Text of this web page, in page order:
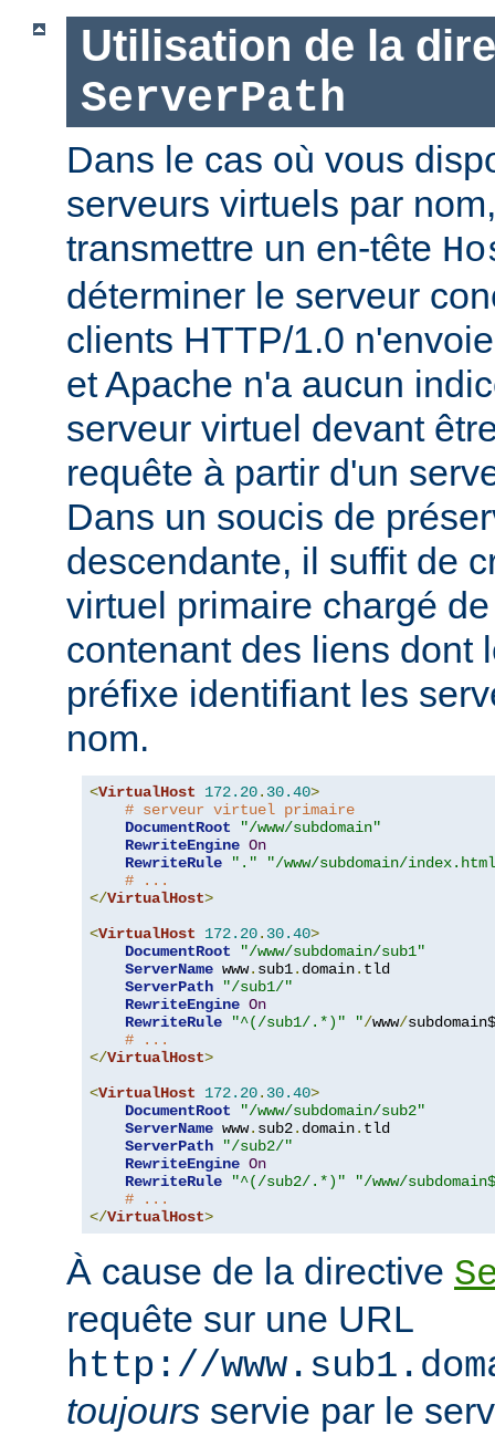
Utilisation de la
ServerPath
Dans le cas où vous
serveurs virtuels par
transmettre un en-tête
déterminer le serveur
clients HTTP/1.0
et Apache n'a aucun
serveur virtuel devant
requête à partir d'un
Dans un soucis de
descendante, il suffit de
virtuel primaire chargé
contenant des liens dont
préfixe identifiant les
nom.
<VirtualHost 172.20. 30.40>
# serveur virtuel primaire
DocumentRoot
"/www/subdomain"
RewriteEngine On
RewriteRule
"."
"/www/subdomain/
# ...
</VirtualHost>
<VirtualHost 172.20. 30.40>
DocumentRoot
"/www/subdomain/sub1"
ServerName www. sub1. domain. tld
ServerPath
"/sub1/"
RewriteEngine On
RewriteRule
"^(/sub1/.*)" "/www/
# ...
</VirtualHost>
<VirtualHost 172.20. 30.40>
DocumentRoot
"/www/subdomain/sub2"
ServerName www. sub2. domain. tld
ServerPath
"/sub2/"
RewriteEngine On
RewriteRule
"^(/sub2/.*)"
"/www/
# ...
</VirtualHost>
À cause de la directive
requête sur une URL
http://
toujours servie par le